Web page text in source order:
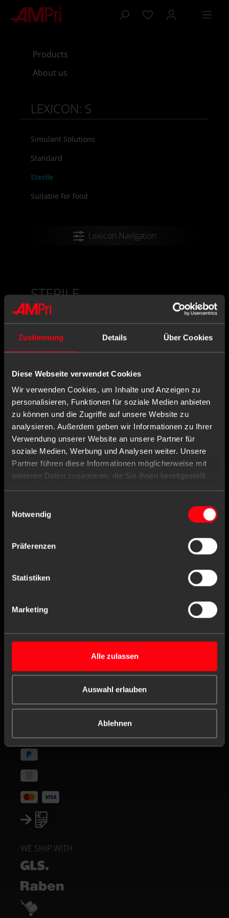
Zustimmung Details Über Cookies
Diese Webseite verwendet Cookies
Wir verwenden Cookies, um Inhalte und Anzeigen zu
personalisieren, Funktionen für soziale Medien anbieten
zu können und die Zugriffe auf unsere Website zu
analysieren. Außerdem geben wir Informationen zu Ihrer
Verwendung unserer Website an unsere Partner für
soziale Medien, Werbung und Analysen weiter. Unsere
Partner führen diese Informationen möglicherweise mit
weiteren Daten zusammen, die Sie ihnen bereitgestellt
Notwendig
Präferenzen
Statistiken
Marketing
Alle zulassen
Auswahl erlauben
Ablehnen
content
Products
About us
LEXICON: S
Simulant Solutions
Standard
Sterile
Suitable for food
Lexicon Navigation
STERILE
Materials are sterile when they are free of living,
reproducible germs.
AMPRI CONTACT
AMPri Handelsgesellschaft mbH
Benzstraße 16
21423 Winsen/Luhe
Germany
Tel
+49 (0) 4171 / 84 80-0
Working hours
Contact form
FOLLOW US
DISCOVER
PAYMENT METHODS
WE SHIP WITH